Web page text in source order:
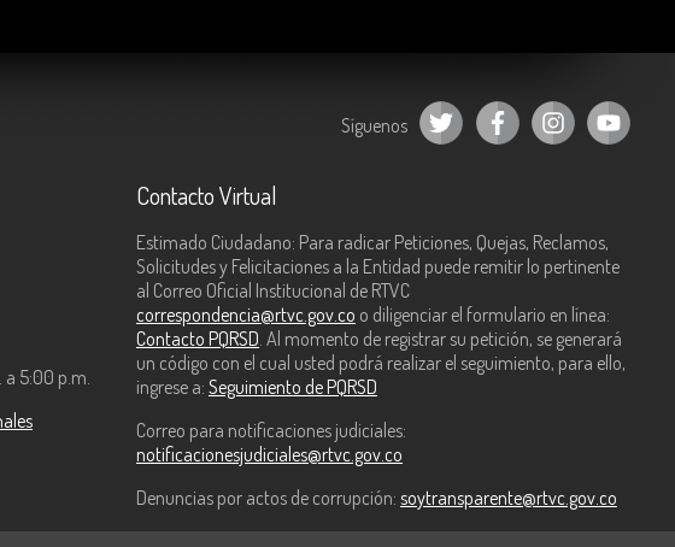
Síguenos
5:00 p.m.
Contacto Virtual
Estimado Ciudadano: Para radicar Peticiones, Quejas, Reclamos,
Solicitudes y Felicitaciones a la Entidad puede remitir lo pertinente
al Correo Oficial Institucional de RTVC
correspondencia@rtvc.gov.co o diligenciar el formulario en línea:
Contacto PQRSD . Al momento de registrar su petición, se generará
un código con el cual usted podrá realizar el seguimiento, para ello,
ingrese a: Seguimiento de PQRSD
Correo para notificaciones judiciales:
notificacionesjudiciales@rtvc.gov.co
Denuncias por actos de corrupción: soytransparente@rtvc.gov.co